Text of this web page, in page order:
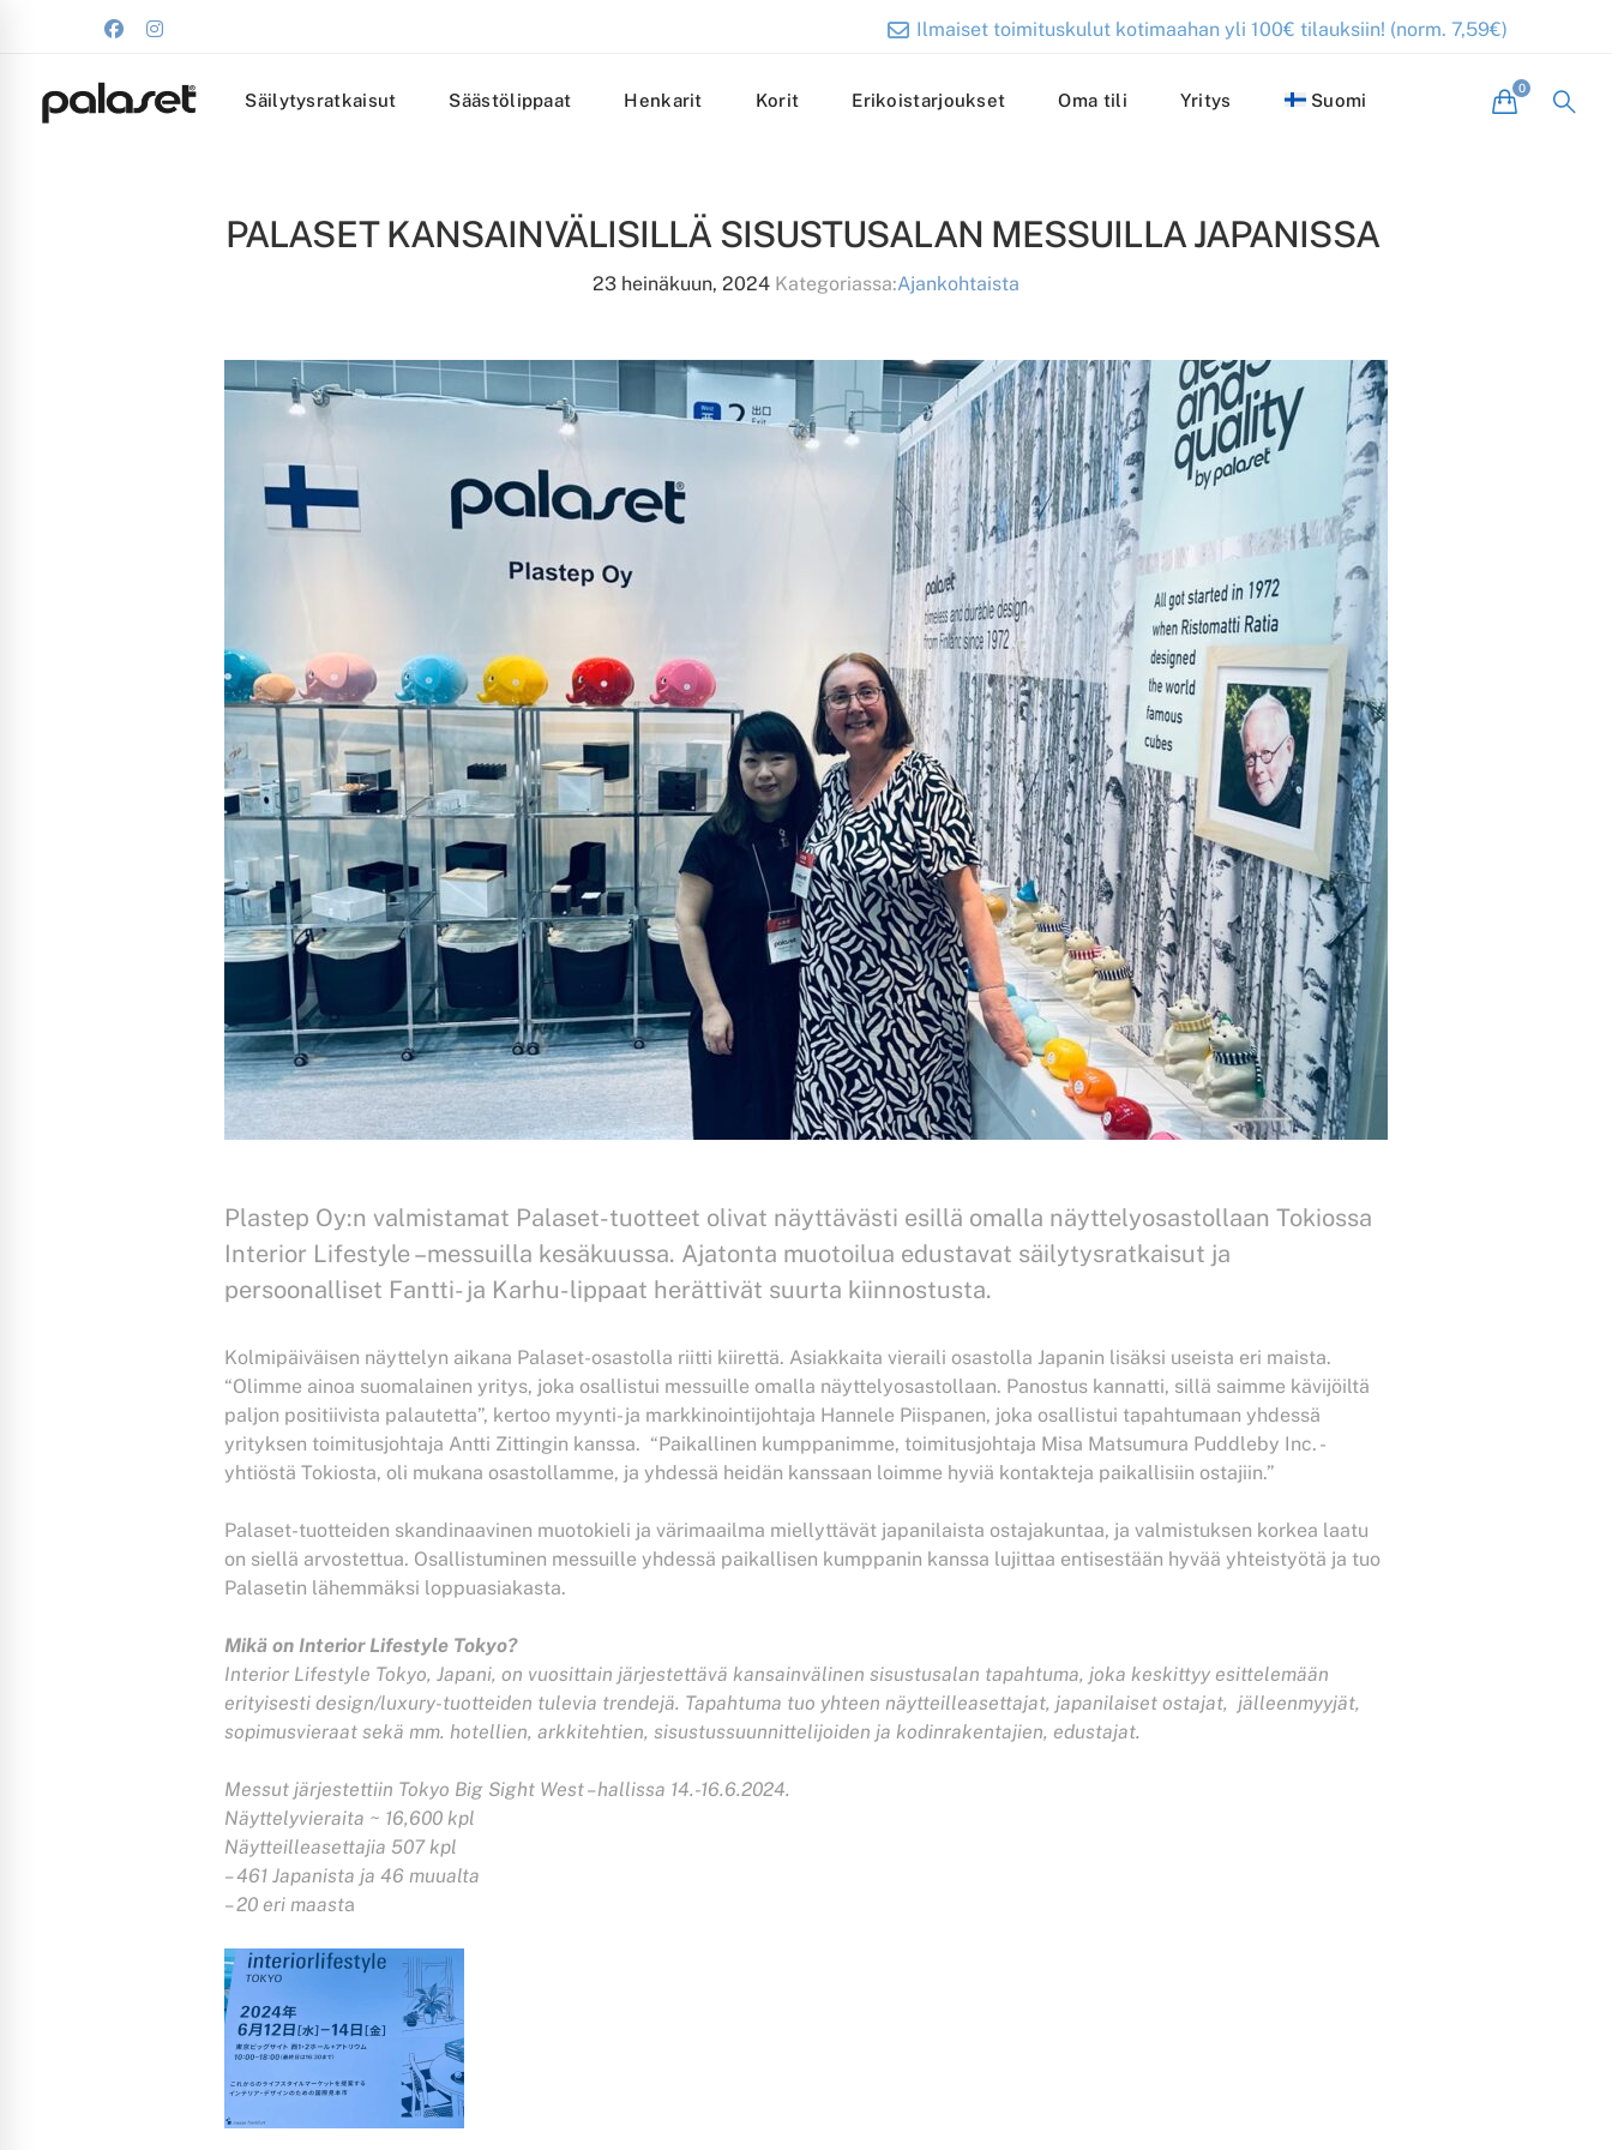
Ilmaiset toimituskulut kotimaahan yli 100€ tilauksiin! (norm. 7,59€)
Säilytysratkaisut Säästölippaat Henkarit Korit Erikoistarjoukset Oma tili Yritys Suomi
PALASET KANSAINVÄLISILLÄ SISUSTUSALAN MESSUILLA JAPANISSA
23 heinäkuun, 2024Kategoriassa:Ajankohtaista
Plastep Oy:n valmistamat Palaset-tuotteet olivat näyttävästi esillä omalla näyttelyosastollaan Tokiossa
Interior Lifestyle –messuilla kesäkuussa. Ajatonta muotoilua edustavat säilytysratkaisut ja
persoonalliset Fantti- ja Karhu-lippaat herättivät suurta kiinnostusta.
Kolmipäiväisen näyttelyn aikana Palaset-osastolla riitti kiirettä. Asiakkaita vieraili osastolla Japanin lisäksi useista eri maista.
“Olimme ainoa suomalainen yritys, joka osallistui messuille omalla näyttelyosastollaan. Panostus kannatti, sillä saimme kävijöiltä
paljon positiivista palautetta”, kertoo myynti- ja markkinointijohtaja Hannele Piispanen, joka osallistui tapahtumaan yhdessä
yrityksen toimitusjohtaja Antti Zittingin kanssa. “Paikallinen kumppanimme, toimitusjohtaja Misa Matsumura Puddleby Inc. -
yhtiöstä Tokiosta, oli mukana osastollamme, ja yhdessä heidän kanssaan loimme hyviä kontakteja paikallisiin ostajiin.”
Palaset-tuotteiden skandinaavinen muotokieli ja värimaailma miellyttävät japanilaista ostajakuntaa, ja valmistuksen korkea laatu
on siellä arvostettua. Osallistuminen messuille yhdessä paikallisen kumppanin kanssa lujittaa entisestään hyvää yhteistyötä ja tuo
Palasetin lähemmäksi loppuasiakasta.
Mikä on Interior Lifestyle Tokyo?
Interior Lifestyle Tokyo, Japani, on vuosittain järjestettävä kansainvälinen sisustusalan tapahtuma, joka keskittyy esittelemään
erityisesti design/luxury-tuotteiden tulevia trendejä. Tapahtuma tuo yhteen näytteilleasettajat, japanilaiset ostajat, jälleenmyyjät,
sopimusvieraat sekä mm. hotellien, arkkitehtien, sisustussuunnittelijoiden ja kodinrakentajien, edustajat.
Messut järjestettiin Tokyo Big Sight West –hallissa 14.-16.6.2024.
Näyttelyvieraita ~ 16,600 kpl
Näytteilleasettajia 507 kpl
– 461 Japanista ja 46 muualta
– 20 eri maasta